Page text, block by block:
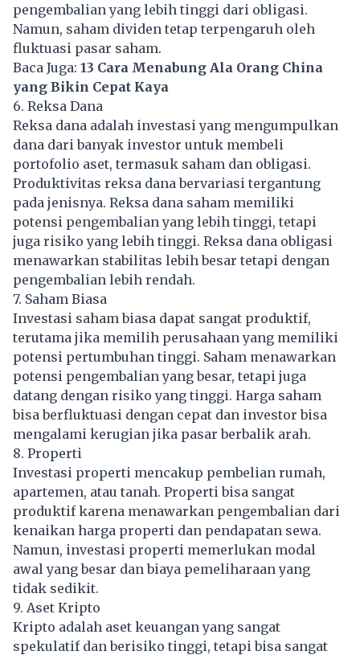
pengembalian yang lebih tinggi dari obligasi.
Namun, saham dividen tetap terpengaruh oleh
fluktuasi pasar saham.
Baca Juga: 13 Cara Menabung Ala Orang China
yang Bikin Cepat Kaya
6. Reksa Dana
Reksa dana adalah investasi yang mengumpulkan
dana dari banyak investor untuk membeli
portofolio aset, termasuk saham dan obligasi.
Produktivitas reksa dana bervariasi tergantung
pada jenisnya. Reksa dana saham memiliki
potensi pengembalian yang lebih tinggi, tetapi
juga risiko yang lebih tinggi. Reksa dana obligasi
menawarkan stabilitas lebih besar tetapi dengan
pengembalian lebih rendah.
7. Saham Biasa
Investasi saham biasa dapat sangat produktif,
terutama jika memilih perusahaan yang memiliki
potensi pertumbuhan tinggi. Saham menawarkan
potensi pengembalian yang besar, tetapi juga
datang dengan risiko yang tinggi. Harga saham
bisa berfluktuasi dengan cepat dan investor bisa
mengalami kerugian jika pasar berbalik arah.
8. Properti
Investasi properti mencakup pembelian rumah,
apartemen, atau tanah. Properti bisa sangat
produktif karena menawarkan pengembalian dari
kenaikan harga properti dan pendapatan sewa.
Namun, investasi properti memerlukan modal
awal yang besar dan biaya pemeliharaan yang
tidak sedikit.
9. Aset Kripto
Kripto adalah aset keuangan yang sangat
spekulatif dan berisiko tinggi, tetapi bisa sangat